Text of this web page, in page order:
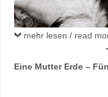
mehr lesen / read
Eine Mutter Erde –